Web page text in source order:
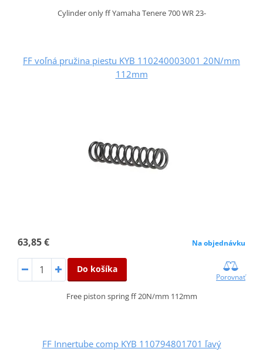
Cylinder only ff Yamaha Tenere 700 WR 23-
FF voľná pružina piestu KYB 110240003001 20N/mm
112mm
63,85 € Na objednávku
Do košíka
Porovnať
Free piston spring ff 20N/mm 112mm
FF Innertube comp KYB 110794801701 ľavý